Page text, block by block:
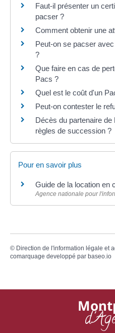
Faut-il présenter un
pacser ?
Comment obtenir une
Peut-on se pacser
?
Que faire en cas de
Pacs ?
Quel est le coût d'un
Peut-on contester le
Décès du partenaire
règles de succession ?
Pour en savoir plus
Guide de la location en
Agence nationale pour
© Direction de l'information légale et
comarquage developpé par baseo.io